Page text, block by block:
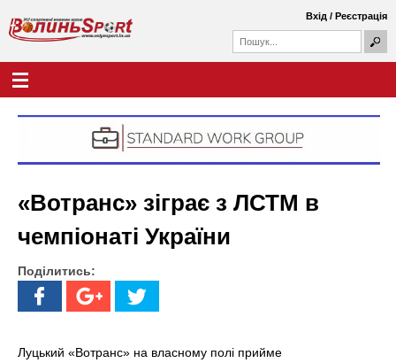
вмісту
В
о
н
ь
S
p
o
о
у
к
о
в
а
о
м
о
ш
Вхід / Реєстрація
«Вотранс» зіграє з ЛСТМ в
чемпіонаті України
Поділитись:
Луцький «Вотранс» на власному полі прийме